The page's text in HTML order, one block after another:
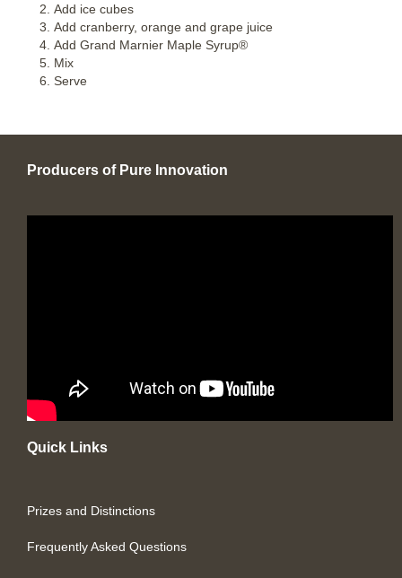
Add ice cubes
Add cranberry, orange and grape juice
Add Grand Marnier Maple Syrup®
Mix
Serve
Producers of Pure Innovation
Quick Links
Prizes and Distinctions
Frequently Asked Questions